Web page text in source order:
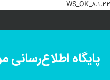
WS_OK_8.1.22
پایگاه اطلاع‌رسانی